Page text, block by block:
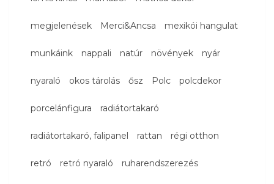
megjelenések Merci&Ancsa mexikói hangulat
munkáink nappali natúr növények nyár
nyaraló okos tárolás ősz Polc polcdekor
porcelánfigura radiátortakaró
radiátortakaró, falipanel rattan régi otthon
retró retró nyaraló ruharendszerezés